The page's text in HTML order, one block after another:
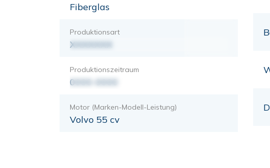
Fiberglas
Produktionsart
XXXXXXX
Produktionszeitraum
0000-0000
Motor (Marken-Modell-Leistung)
Volvo 55 cv